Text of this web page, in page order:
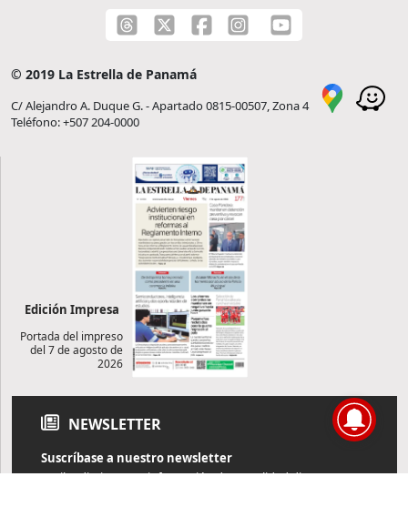
© 2019 La Estrella de Panamá
C/ Alejandro A. Duque G. - Apartado 0815-00507, Zona 4
Teléfono: +507 204-0000
Edición Impresa
Portada del impreso
del 7 de agosto de
2026
NEWSLETTER
Suscríbase a nuestro newsletter
Reciba diariamente información de actualidad directamente en